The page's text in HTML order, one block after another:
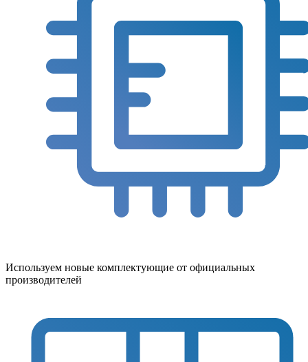
Используем новые комплектующие от официальных
производителей